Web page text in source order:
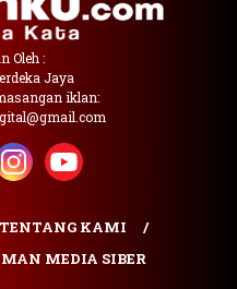
Oleh :
Jaya
iklan:
TENTANG KAMI
MEDIA SIBER